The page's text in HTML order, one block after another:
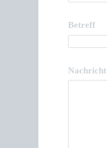
Betreff
Nachricht